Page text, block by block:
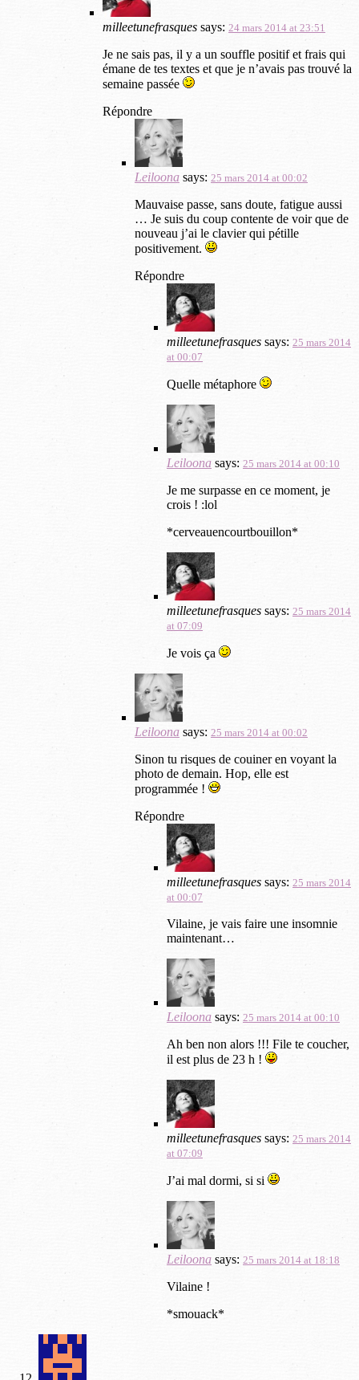
milleetunefrasques says: 24 mars 2014 at 23:51
Je ne sais pas, il y a un souffle positif et frais qui
émane de tes textes et que je n’avais pas trouvé la
semaine passée
Répondre
Leiloona says: 25 mars 2014 at 00:02
Mauvaise passe, sans doute, fatigue aussi
… Je suis du coup contente de voir que de
nouveau j’ai le clavier qui pétille
positivement.
Répondre
milleetunefrasques says: 25 mars 2014
at 00:07
Quelle métaphore
Leiloona says: 25 mars 2014 at 00:10
Je me surpasse en ce moment, je
crois ! :lol
*cerveauencourtbouillon*
milleetunefrasques says: 25 mars 2014
at 07:09
Je vois ça
Leiloona says: 25 mars 2014 at 00:02
Sinon tu risques de couiner en voyant la
photo de demain. Hop, elle est
programmée !
Répondre
milleetunefrasques says: 25 mars 2014
at 00:07
Vilaine, je vais faire une insomnie
maintenant…
Leiloona says: 25 mars 2014 at 00:10
Ah ben non alors !!! File te coucher,
il est plus de 23 h !
milleetunefrasques says: 25 mars 2014
at 07:09
J’ai mal dormi, si si
Leiloona says: 25 mars 2014 at 18:18
Vilaine !
*smouack*